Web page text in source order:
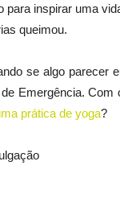
para inspirar uma
queimou.
se algo parecer
Emergência.
prática de yoga?